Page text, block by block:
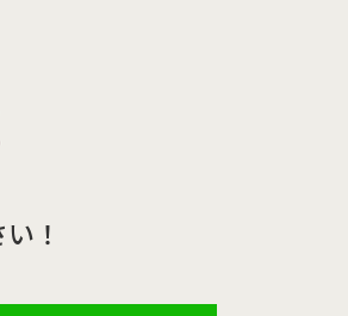
！